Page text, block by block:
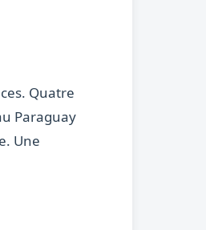
Quatre
Paraguay
Une